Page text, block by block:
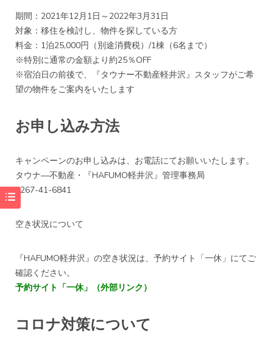
期間：2021年12月1日～2022年3月31日
対象：移住を検討し、物件を探している方
料金：1泊25,000円（別途消費税）/1棟（6名まで）
※特別に通常の金額より約25％OFF
※宿泊日の前後で、『タウナー不動産軽井沢』スタッフがご希
望の物件をご案内をいたします
お申し込み方法
キャンペーンのお申し込みは、お電話にてお願いいたします。
タウナ―不動産・『HAFUMO軽井沢』管理事務局
0267-41-6841
空き状況について
『HAFUMO軽井沢』の空き状況は、 予約サイト「一休」 にてご
確認ください。
予約サイト「一休」（外部リンク）
コロナ対策について